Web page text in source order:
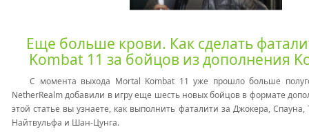
Еще больше крови. Как сделать
Kombat 11 за бойцов из дополнения
С момента выхода Mortal Kombat 11 уже прошло больше
NetherRealm добавили в игру еще шесть новых бойцов в формате
этой статье вы узнаете, как выполнить фаталити за Джокера,
Найтвульфа и Шан-Цунга.